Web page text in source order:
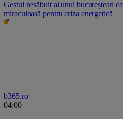
Gestul nesăbuit al unui bucureștean
miraculoasă pentru criza energetică
b365.ro
04:00